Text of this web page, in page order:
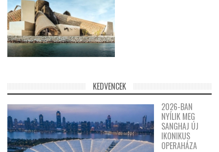
KEDVENCEK
2026-BAN
NYÍLIK MEG
SANGHAJ ÚJ
IKONIKUS
OPERAHÁZA